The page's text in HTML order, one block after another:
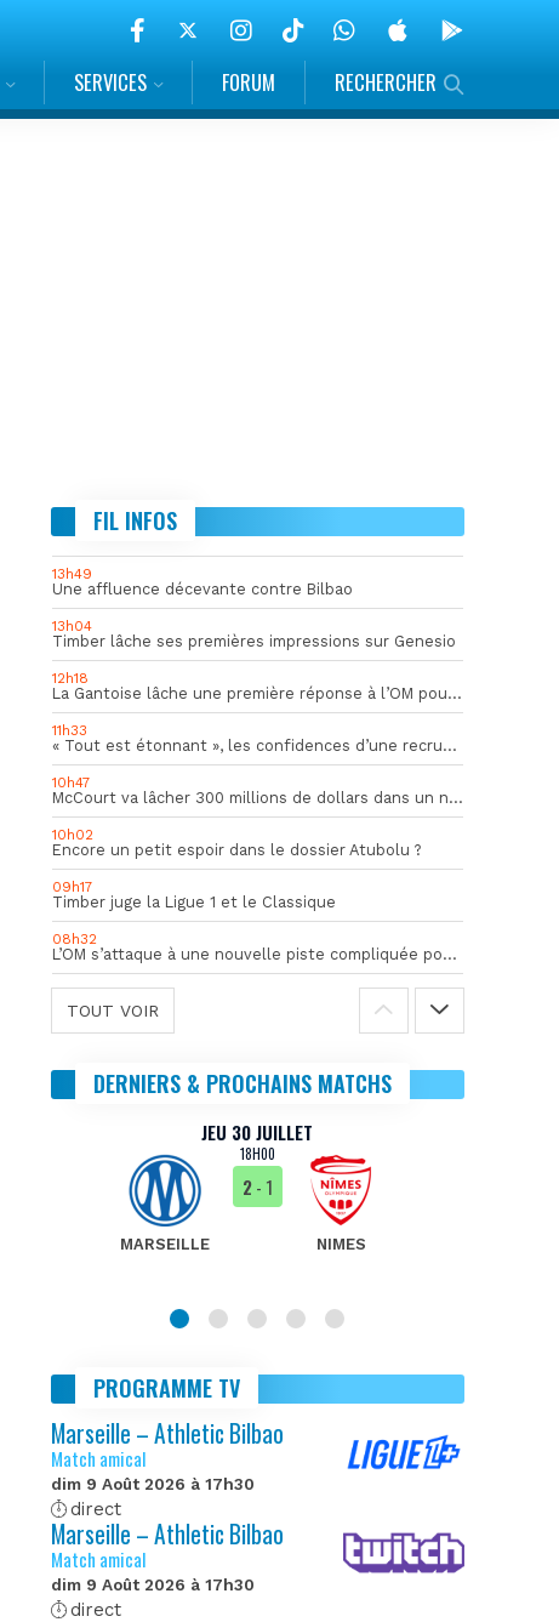
SERVICES FORUM RECHERCHER
FIL INFOS
13h49
Une affluence décevante contre Bilbao
13h04
Timber lâche ses premières impressions sur Genesio
12h18
La Gantoise lâche une première réponse à l’OM pour Goore
11h33
« Tout est étonnant », les confidences d’une recrue du mercato hivernal de l’OM
10h47
McCourt va lâcher 300 millions de dollars dans un nouveau projet
10h02
Encore un petit espoir dans le dossier Atubolu ?
09h17
Timber juge la Ligue 1 et le Classique
08h32
L’OM s’attaque à une nouvelle piste compliquée pour la succession de Rulli
TOUT VOIR
DERNIERS & PROCHAINS MATCHS
JEU 30 JUILLET
18H00
MARSEILLE
2- 1
NIMES
PROGRAMME TV
Marseille – Athletic Bilbao
Match amical
dim 9 Août 2026 à 17h30
direct
Marseille – Athletic Bilbao
Match amical
dim 9 Août 2026 à 17h30
direct